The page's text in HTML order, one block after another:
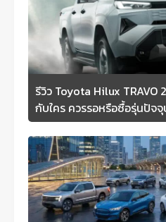
รีวิว Toyota Hilux TRAVO
กับใคร ควรรอหรือซื้อรุ่นปัจ